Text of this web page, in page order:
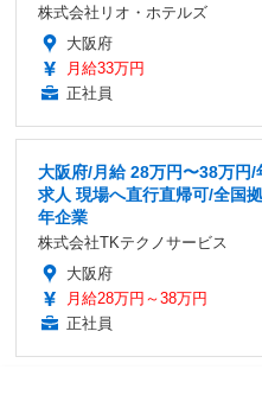
株式会社リオ・ホテルズ
大阪府
月給33万円
正社員
大阪府/月給 28万円〜38万円
求人 現場へ直行直帰可/全国
年企業
株式会社TKテクノサービス
大阪府
月給28万円～38万円
正社員